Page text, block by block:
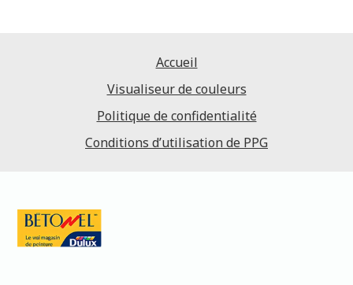
Accueil
Visualiseur de couleurs
Politique de confidentialité
Conditions d’utilisation de PPG